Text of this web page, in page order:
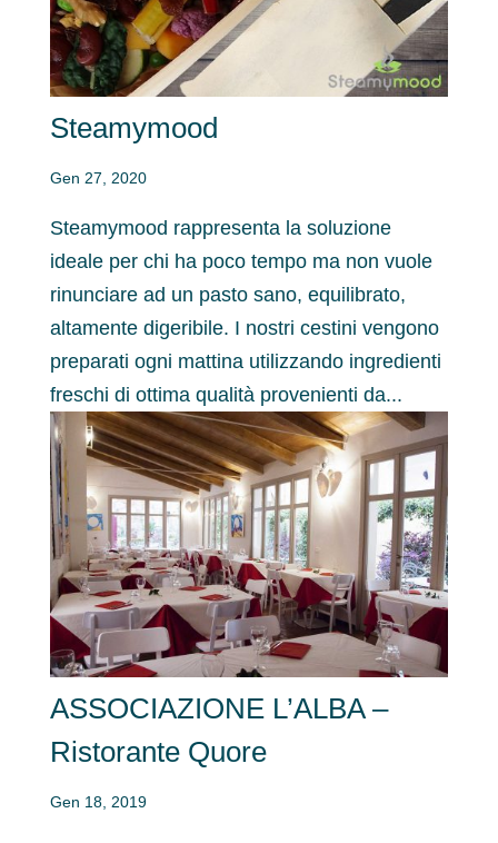
Steamymood
Gen 27, 2020
Steamymood rappresenta la soluzione
ideale per chi ha poco tempo ma non vuole
rinunciare ad un pasto sano, equilibrato,
altamente digeribile. I nostri cestini vengono
preparati ogni mattina utilizzando ingredienti
freschi di ottima qualità provenienti da...
ASSOCIAZIONE L’ALBA –
Ristorante Quore
Gen 18, 2019